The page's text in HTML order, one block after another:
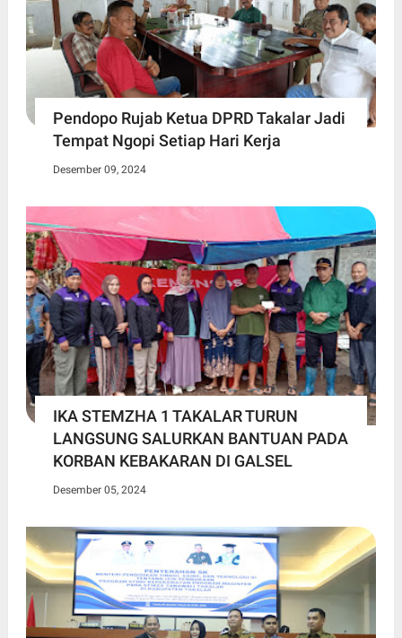
Pendopo Rujab Ketua DPRD Takalar Jadi
Tempat Ngopi Setiap Hari Kerja
Desember 09, 2024
IKA STEMZHA 1 TAKALAR TURUN
LANGSUNG SALURKAN BANTUAN PADA
KORBAN KEBAKARAN DI GALSEL
Desember 05, 2024